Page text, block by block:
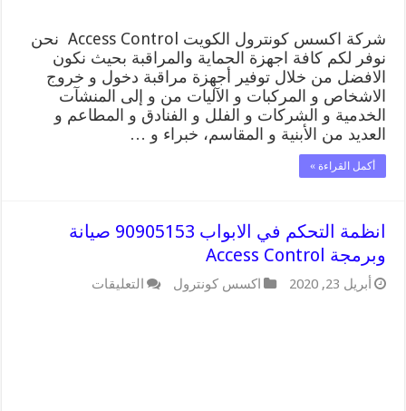
شركة اكسس كونترول الكويت Access Control نحن
نوفر لكم كافة اجهزة الحماية والمراقبة بحيث نكون
الافضل من خلال توفير أجهزة مراقبة دخول و خروج
الاشخاص و المركبات و الآليات من و إلى المنشآت
الخدمية و الشركات و الفلل و الفنادق و المطاعم و
العديد من الأبنية و المقاسم، خبراء و …
أكمل القراءة »
انظمة التحكم في الابواب 90905153 صيانة
وبرمجة Access Control
أبريل 23, 2020 اكسس كونترول التعليقات